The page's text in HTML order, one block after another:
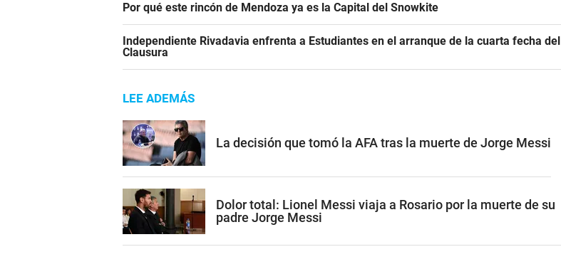
Por qué este rincón de Mendoza ya es la Capital del Snowkite
Independiente Rivadavia enfrenta a Estudiantes en el arranque de la cuarta fecha del
Clausura
LEE ADEMÁS
La decisión que tomó la AFA tras la muerte de Jorge Messi
Dolor total: Lionel Messi viaja a Rosario por la muerte de su
padre Jorge Messi